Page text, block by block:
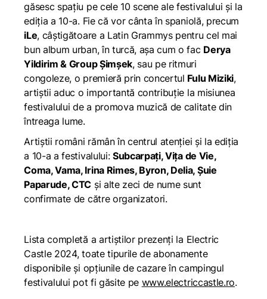
găsesc spațiu pe cele 10 scene ale festivalului și la
ediția a 10-a. Fie că vor cânta în spaniolă, precum
iLe, câștigătoare a Latin Grammys pentru cel mai
bun album urban, în turcă, așa cum o fac Derya
Yildirim & Group Șimșek, sau pe ritmuri
congoleze, o premieră prin concertul Fulu Miziki,
artiștii aduc o importantă contribuție la misiunea
festivalului de a promova muzică de calitate din
întreaga lume.
Artiștii români rămân în centrul atenției și la ediția
a 10-a a festivalului: Subcarpați, Vița de Vie,
Coma, Vama, Irina Rimes, Byron, Delia, Șuie
Paparude, CTC și alte zeci de nume sunt
confirmate de către organizatori.
Lista completă a artiștilor prezenți la Electric
Castle 2024, toate tipurile de abonamente
disponibile și opțiunile de cazare în campingul
festivalului pot fi găsite pe www.electriccastle.ro.